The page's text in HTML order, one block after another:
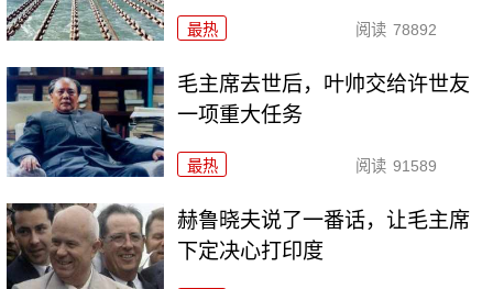
最热 阅读 78892
毛主席去世后，叶帅交给许世友
一项重大任务
最热 阅读 91589
赫鲁晓夫说了一番话，让毛主席
下定决心打印度